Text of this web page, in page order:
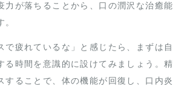
力が落ちることから、口の潤沢な治癒能
で疲れているな」と感じたら、まずは自
る時間を意識的に設けてみましょう。精
することで、体の機能が回復し、口内炎